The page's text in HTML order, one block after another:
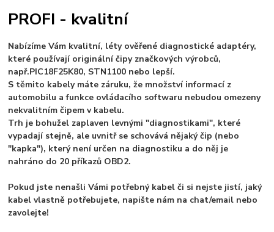
PROFI - kvalitní
Nabízíme Vám kvalitní, léty ověřené diagnostické adaptéry,
které používají originální čipy značkových výrobců,
např.PIC18F25K80, STN1100 nebo lepší.
S těmito kabely máte záruku, že množství informací z
automobilu a funkce ovládacího softwaru nebudou omezeny
nekvalitním čipem v kabelu.
Trh je bohužel zaplaven levnými "diagnostikami", které
vypadají stejně, ale uvnitř se schovává nějaký čip (nebo
"kapka"), který není určen na diagnostiku a do něj je
nahráno do 20 příkazů OBD2.
Pokud jste nenašli Vámi potřebný kabel či si nejste jistí, jaký
kabel vlastně potřebujete, napište nám na chat/email nebo
zavolejte!